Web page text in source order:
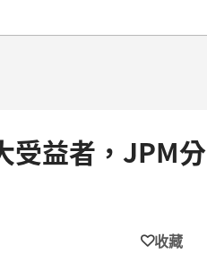
受益者，JPM分
收藏